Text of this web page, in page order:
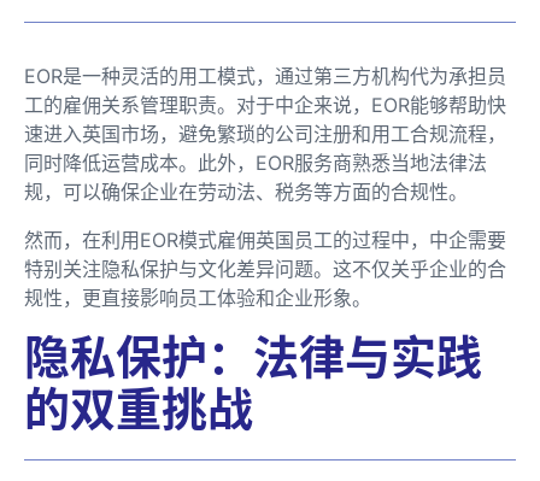
EOR是一种灵活的用工模式，通过第三方机构代为承担员
工的雇佣关系管理职责。对于中企来说，EOR能够帮助快
速进入英国市场，避免繁琐的公司注册和用工合规流程，
同时降低运营成本。此外，EOR服务商熟悉当地法律法
规，可以确保企业在劳动法、税务等方面的合规性。
然而，在利用EOR模式雇佣英国员工的过程中，中企需要
特别关注隐私保护与文化差异问题。这不仅关乎企业的合
规性，更直接影响员工体验和企业形象。
隐私保护：法律与实践
的双重挑战